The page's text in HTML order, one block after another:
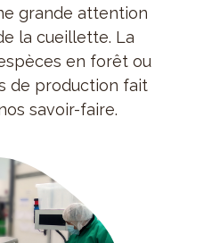
grande attention
la cueillette. La
en forêt ou
de production fait
savoir-faire.